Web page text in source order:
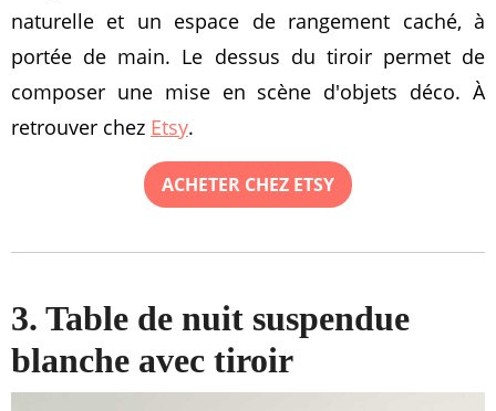
naturelle et un espace de rangement caché, à
portée de main. Le dessus du tiroir permet de
composer une mise en scène d'objets déco. À
retrouver chez Etsy.
ACHETER CHEZ ETSY
3. Table de nuit suspendue
blanche avec tiroir